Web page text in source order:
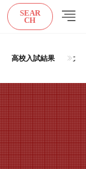
SEAR
CH
高校入試結果 大